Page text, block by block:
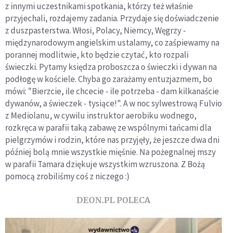
z innymi uczestnikami spotkania, którzy też właśnie
przyjechali, rozdajemy zadania. Przydaje się doświadczenie
z duszpasterstwa. Włosi, Polacy, Niemcy, Węgrzy -
międzynarodowym angielskim ustalamy, co zaśpiewamy na
porannej modlitwie, kto będzie czytać, kto rozpali
świeczki. Pytamy księdza proboszcza o świeczki i dywan na
podłogę w kościele. Chyba go zarażamy entuzjazmem, bo
mówi: "Bierzcie, ile chcecie - ile potrzeba - dam kilkanaście
dywanów, a świeczek - tysiące!". A w noc sylwestrową Fulvio
z Mediolanu, w cywilu instruktor aerobiku wodnego,
rozkręca w parafii taką zabawę ze wspólnymi tańcami dla
pielgrzymów i rodzin, które nas przyjęły, że jeszcze dwa dni
później bolą mnie wszystkie mięśnie. Na pożegnalnej mszy
w parafii Tamara dziękuje wszystkim wzruszona. Z Bożą
pomocą zrobiliśmy coś z niczego :)
DEON.PL POLECA